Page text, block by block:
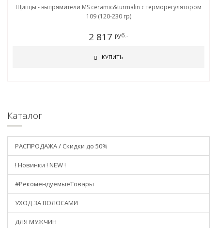
Щипцы - выпрямители MS ceramic&turmalin c терморегулятором
109 (120-230 гр)
2 817 руб.-
КУПИТЬ
Каталог
РАСПРОДАЖА / Скидки до 50%
! Новинки ! NEW !
#РекомендуемыеТовары
УХОД ЗА ВОЛОСАМИ
ДЛЯ МУЖЧИН